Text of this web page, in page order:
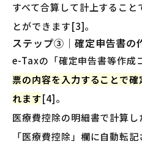
すべて合算して計上するこ
とができます[3]。
ステップ③｜確定申告書の
e-Taxの「確定申告書等作成
票の内容を入力することで
れます[4]。
医療費控除の明細書で計算
「医療費控除」欄に自動転